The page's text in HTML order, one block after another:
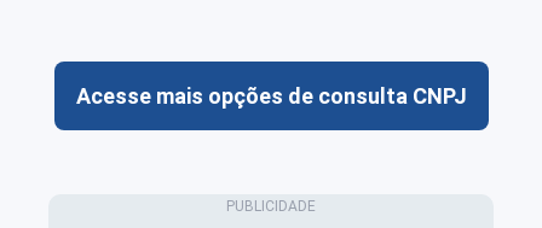
Acesse mais opções de consulta CNPJ